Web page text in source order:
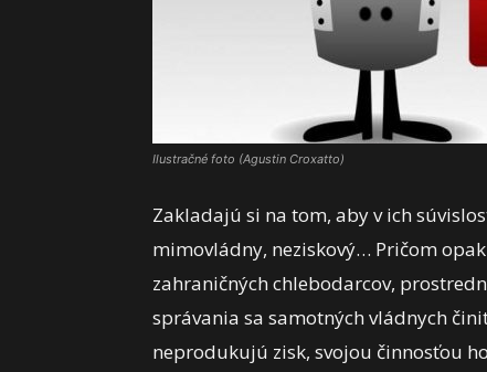
Ilustračné foto (Agustin Croxatto)
Zakladajú si na tom, aby v ich
mimovládny, neziskový… Pričom
zahraničných chlebodarcov,
správania sa samotných vládnych
neprodukujú zisk, svojou činnosťou